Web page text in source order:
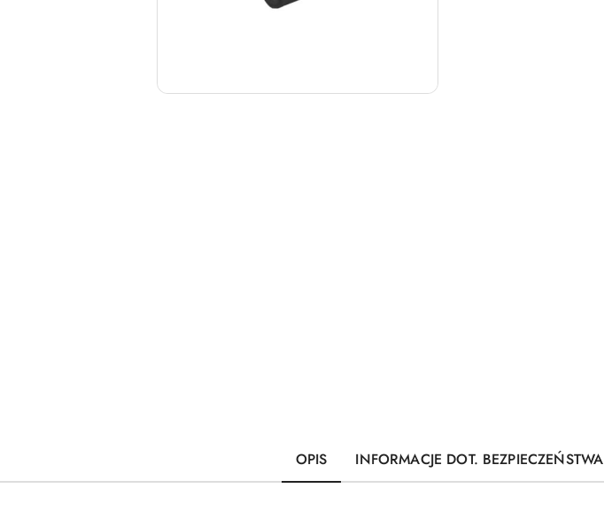
OPIS INFORMACJE DOT. BEZPIECZEŃSTWA